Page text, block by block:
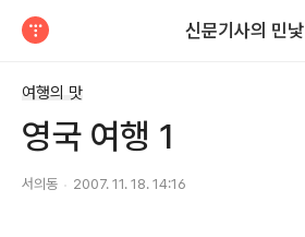
신문기사의 민낯
여행의 맛
영국 여행 1
서의동 2007. 11. 18. 14:16